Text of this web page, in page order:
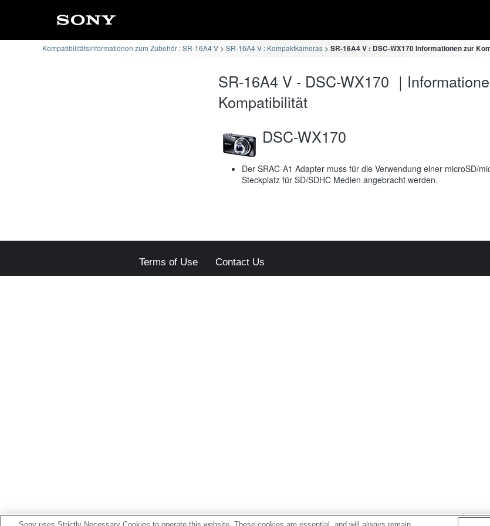
Kompatibilitätsinformationen zum Zubehör : SR-16A4 V SR-16A4 V : Kompaktkameras SR-16A4 V : DSC-WX170 Informationen zur
SR-16A4 V - DSC-WX170 ｜
Kompatibilität
DSC-WX170
Der SRAC-A1 Adapter muss für die Verwendung einer microSD/
Steckplatz für SD/SDHC Medien angebracht werden.
Terms of Use Contact Us